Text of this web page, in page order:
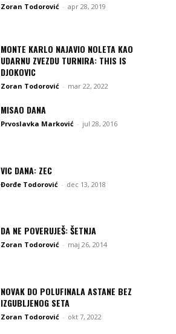
Zoran Todorović - apr 28, 2019
MONTE KARLO NAJAVIO NOLETA KAO
UDARNU ZVEZDU TURNIRA: THIS IS
DJOKOVIC
Zoran Todorović - mar 22, 2022
MISAO DANA
Prvoslavka Marković - jul 28, 2016
VIC DANA: ZEC
Đorđe Todorović - dec 13, 2018
DA NE POVERUJEŠ: ŠETNJA
Zoran Todorović - maj 26, 2014
NOVAK DO POLUFINALA ASTANE BEZ
IZGUBLJENOG SETA
Zoran Todorović - okt 7, 2022